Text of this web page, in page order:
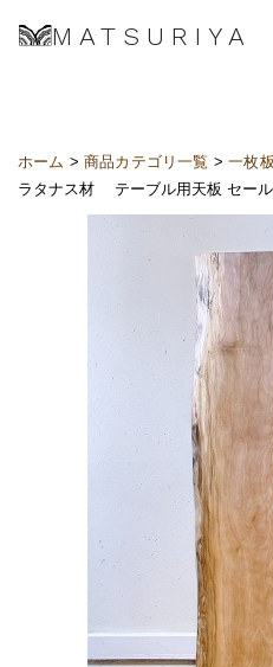
MATSURIYA
ホーム >商品カテゴリ一覧 >一枚
ラタナス材 テーブル用天板 セール